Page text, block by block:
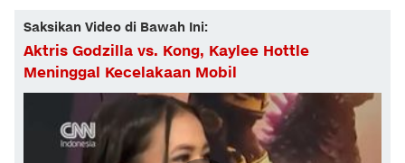
Saksikan Video di Bawah Ini:
Aktris Godzilla vs. Kong, Kaylee Hottle
Meninggal Kecelakaan Mobil